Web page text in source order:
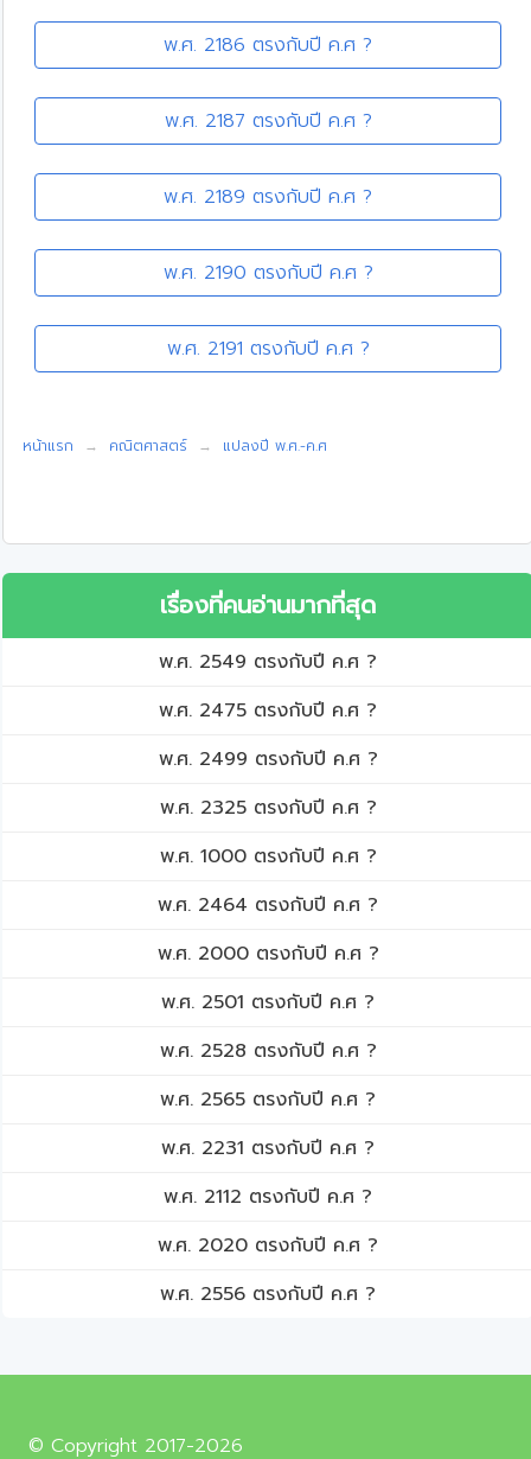
พ.ศ. 2186 ตรงกับปี ค.ศ ?
พ.ศ. 2187 ตรงกับปี ค.ศ ?
พ.ศ. 2189 ตรงกับปี ค.ศ ?
พ.ศ. 2190 ตรงกับปี ค.ศ ?
พ.ศ. 2191 ตรงกับปี ค.ศ ?
หน้าแรก คณิตศาสตร์ แปลงปี พ.ศ.-ค.ศ
เรื่องที่คนอ่านมากที่สุด
พ.ศ. 2549 ตรงกับปี ค.ศ ?
พ.ศ. 2475 ตรงกับปี ค.ศ ?
พ.ศ. 2499 ตรงกับปี ค.ศ ?
พ.ศ. 2325 ตรงกับปี ค.ศ ?
พ.ศ. 1000 ตรงกับปี ค.ศ ?
พ.ศ. 2464 ตรงกับปี ค.ศ ?
พ.ศ. 2000 ตรงกับปี ค.ศ ?
พ.ศ. 2501 ตรงกับปี ค.ศ ?
พ.ศ. 2528 ตรงกับปี ค.ศ ?
พ.ศ. 2565 ตรงกับปี ค.ศ ?
พ.ศ. 2231 ตรงกับปี ค.ศ ?
พ.ศ. 2112 ตรงกับปี ค.ศ ?
พ.ศ. 2020 ตรงกับปี ค.ศ ?
พ.ศ. 2556 ตรงกับปี ค.ศ ?
© Copyright 2017-2026